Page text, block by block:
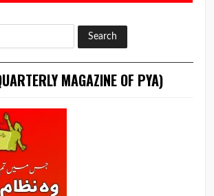
MAGAZINE OF PYA)